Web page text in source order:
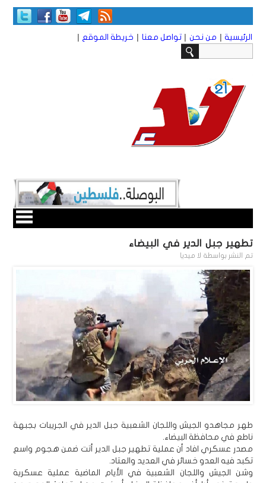
الرئيسية | من نحن | تواصل معنا | خريطة الموقع |
تطهير جبل الدير في البيضاء
تم النشر بواسطة لا ميديا
طهر مجاهدو الجيش واللجان الشعبية جبل الدير في الجريبات بجبهة
ناطع في محافظة البيضاء.
مصدر عسكري افاد أن عملية تطهير جبل الدير أتت ضمن هجوم واسع
تكبد فيه العدو خسائر في العديد والعتاد.
وشن الجيش واللجان الشعبية في الأيام الماضية عملية عسكرية